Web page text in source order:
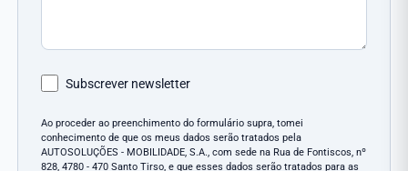
Subscrever newsletter
Ao proceder ao preenchimento do formulário supra, tomei
conhecimento de que os meus dados serão tratados pela
AUTOSOLUÇÕES - MOBILIDADE, S.A., com sede na Rua de Fontiscos, nº
828, 4780 - 470 Santo Tirso, e que esses dados serão tratados para as